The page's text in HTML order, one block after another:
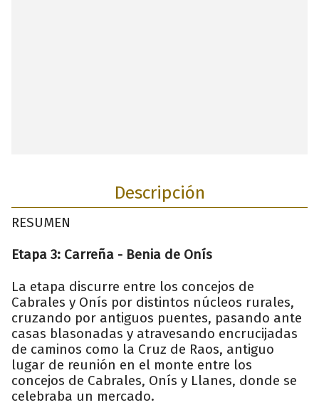
Descripción
RESUMEN
Etapa 3: Carreña - Benia de Onís
La etapa discurre entre los concejos de
Cabrales y Onís por distintos núcleos rurales,
cruzando por antiguos puentes, pasando ante
casas blasonadas y atravesando encrucijadas
de caminos como la Cruz de Raos, antiguo
lugar de reunión en el monte entre los
concejos de Cabrales, Onís y Llanes, donde se
celebraba un mercado.